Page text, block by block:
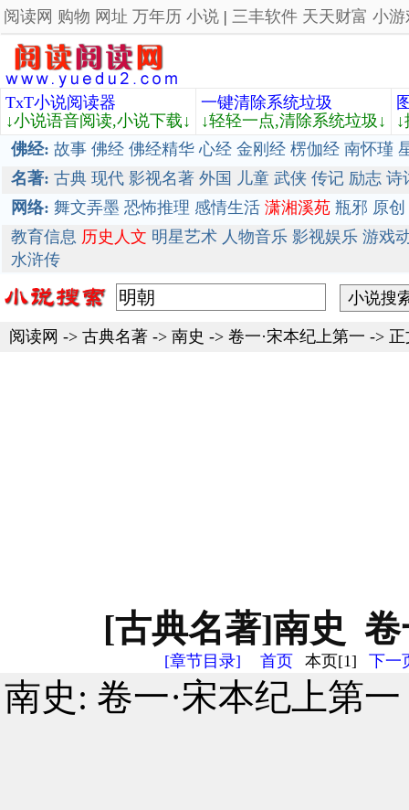
阅读网 购物 网址 万年历 小说 | 三丰软件 天天财富 小游
TxT小说阅读器
↓小说语音阅读,小说下载↓
一键清除系统垃圾
↓轻轻一点,清除系统垃圾↓
佛经: 故事 佛经 佛经精华 心经 金刚经 楞伽经 南怀瑾
名著: 古典 现代 影视名著 外国 儿童 武侠 传记 励志 诗
网络: 舞文弄墨 恐怖推理 感情生活 潇湘溪苑 瓶邪 原创
教育信息 历史人文 明星艺术 人物音乐 影视娱乐 游戏
水浒传
阅读网 -> 古典名著 -> 南史 -> 卷一·宋本纪上第一 ->
[古典名著]南史 卷
[章节目录] 首页 本页[1] 下一
南史: 卷一·宋本纪上第一